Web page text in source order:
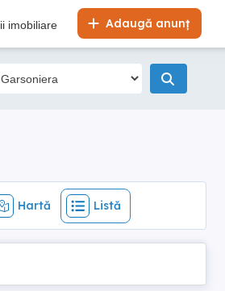
Adaugă anunț
imobiliare
Hartă Listă
Hartă Listă